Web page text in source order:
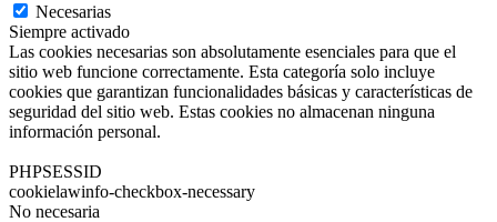
Necesarias
Siempre activado
Las cookies necesarias son absolutamente esenciales para que el
sitio web funcione correctamente. Esta categoría solo incluye
cookies que garantizan funcionalidades básicas y características de
seguridad del sitio web. Estas cookies no almacenan ninguna
información personal.
PHPSESSID
cookielawinfo-checkbox-necessary
No necesaria